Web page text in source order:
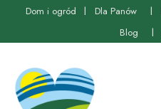
Dom i ogród Dla Panów
Blog